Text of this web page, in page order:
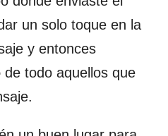
un solo toque en la
y entonces
de todo aquellos que